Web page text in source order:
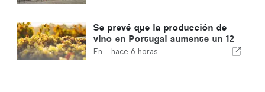
Se prevé que la producción de
vino en Portugal aumente un 12
% en esta vendimia
En - hace 6 horas